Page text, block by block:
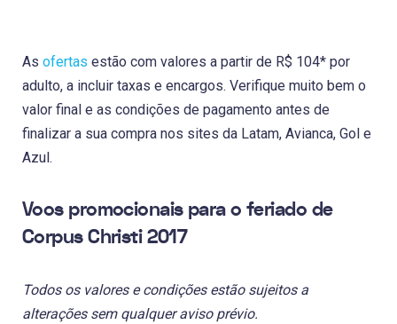
As ofertas estão com valores a partir de R$ 104* por
adulto, a incluir taxas e encargos. Verifique muito bem o
valor final e as condições de pagamento antes de
finalizar a sua compra nos sites da Latam, Avianca, Gol e
Azul.
Voos promocionais para o feriado de
Corpus Christi 2017
Todos os valores e condições estão sujeitos a
alterações sem qualquer aviso prévio.